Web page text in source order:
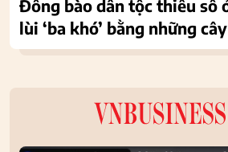
Đồng bào dân tộc thiểu số
lùi ‘ba khó’ bằng những